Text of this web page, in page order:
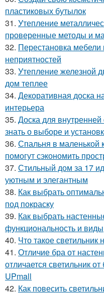
пластиковых бутылок
31. Утепление
проверенные методы и
32. Перестановка мебели
неприятностей
33. Утепление железной
дом теплее
34. Декоративная доска
интерьера
35. Доска для внутренней
знать о выборе и
36. Спальня в маленькой
помогут сэкономить
37. Стильный дом за 17
уютным и элегантным
38. Как выбрать
под покраску
39. Как выбрать
функциональность и виды
40. Что такое
41. Отличие бра от
отличается светильник
UPmall
42. Как повесить